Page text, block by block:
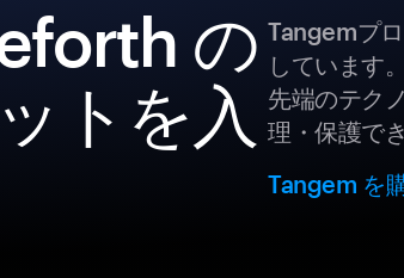
の
トを入
Tangemプ
しています
先端のテク
理・保護で
Tangem を